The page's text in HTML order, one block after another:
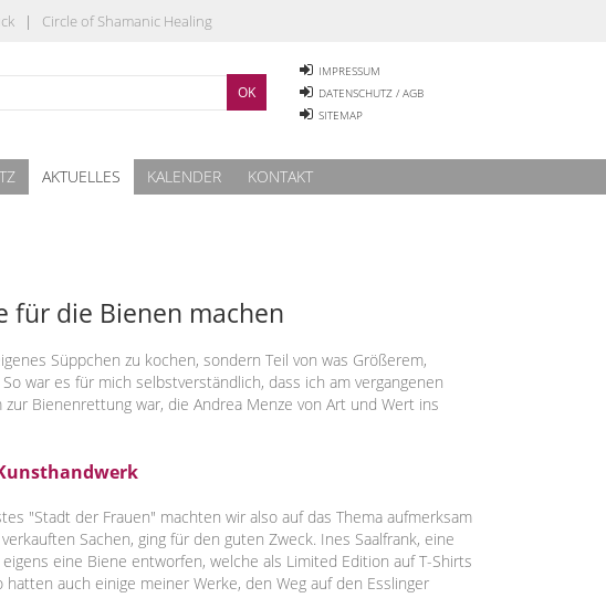
| Circle of Shamanic Healing
IMPRESSUM
DATENSCHUTZ / AGB
SITEMAP
AKTUELLES KALENDER KONTAKT
für die Bienen machen
Süppchen zu kochen, sondern Teil von was Größerem,
war es für mich selbstverständlich, dass ich am vergangenen
zur Bienenrettung war, die Andrea Menze von Art und Wert ins
"Stadt der Frauen" machten wir also auf das Thema aufmerksam
Sachen, ging für den guten Zweck. Ines Saalfrank, eine
eine Biene entworfen, welche als Limited Edition auf T-Shirts
auch einige meiner Werke, den Weg auf den Esslinger